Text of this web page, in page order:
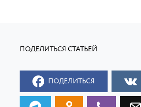
ПОДЕЛИТЬСЯ